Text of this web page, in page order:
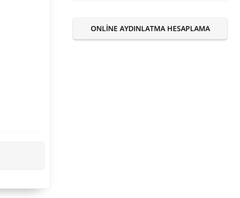
ONLINE AYDINLATMA HESAPLAMA